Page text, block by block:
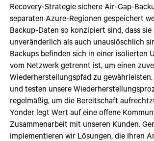
Recovery-Strategie sichere Air-Gap-
separaten Azure-Regionen gespeichert
Backup-Daten so konzipiert sind, dass sie
unveränderlich als auch unauslöschlich
Backups befinden sich in einer isolierten
vom Netzwerk getrennt ist, um einen
Wiederherstellungspfad zu
und testen unsere
regelmäßig, um die Bereitschaft
Yonder legt Wert auf eine offene
Zusammenarbeit mit unseren Kunden.
implementieren wir Lösungen, die Ihren